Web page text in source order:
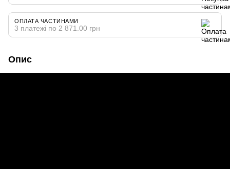
ОПЛАТА ЧАСТИНАМИ
3 платежі по 2 871.00 грн
Опис